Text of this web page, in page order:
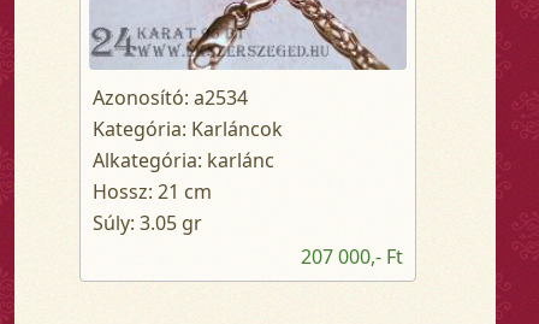
Azonosító: a2534
Kategória: Karláncok
Alkategória: karlánc
Hossz: 21 cm
Súly: 3.05 gr
207 000,- Ft